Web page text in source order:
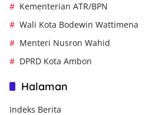
Kementerian ATR/BPN
Wali Kota Bodewin Wattimena
Menteri Nusron Wahid
DPRD Kota Ambon
Halaman
Indeks Berita